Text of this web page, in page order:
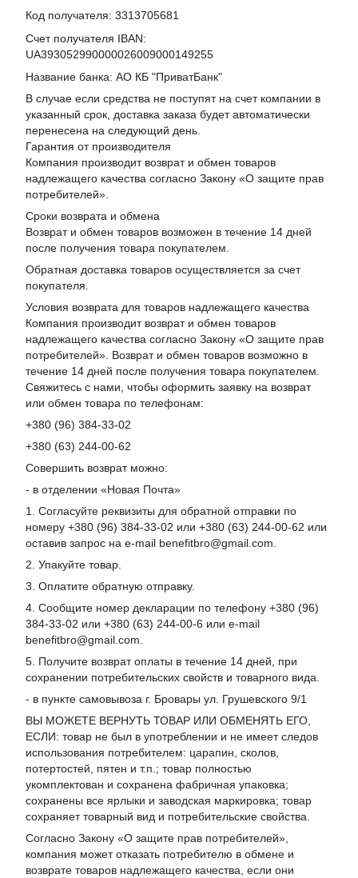
Код получателя: 3313705681
Счет получателя IBAN:
UA393052990000026009000149255
Название банка: АО КБ "ПриватБанк"
В случае если средства не поступят на счет компании в
указанный срок, доставка заказа будет автоматически
перенесена на следующий день.
Гарантия от производителя
Компания производит возврат и обмен товаров
надлежащего качества согласно Закону «О защите прав
потребителей».
Сроки возврата и обмена
Возврат и обмен товаров возможен в течение 14 дней
после получения товара покупателем.
Обратная доставка товаров осуществляется за счет
покупателя.
Условия возврата для товаров надлежащего качества
Компания производит возврат и обмен товаров
надлежащего качества согласно Закону «О защите прав
потребителей». Возврат и обмен товаров возможно в
течение 14 дней после получения товара покупателем.
Свяжитесь с нами, чтобы оформить заявку на возврат
или обмен товара по телефонам:
+380 (96) 384-33-02
+380 (63) 244-00-62
Совершить возврат можно:
- в отделении «Новая Почта»
1. Согласуйте реквизиты для обратной отправки по
номеру +380 (96) 384-33-02 или +380 (63) 244-00-62 или
оставив запрос на e-mail benefitbro@gmail.com.
2. Упакуйте товар.
3. Оплатите обратную отправку.
4. Сообщите номер декларации по телефону +380 (96)
384-33-02 или +380 (63) 244-00-6 или e-mail
benefitbro@gmail.com.
5. Получите возврат оплаты в течение 14 дней, при
сохранении потребительских свойств и товарного вида.
- в пункте самовывоза г. Бровары ул. Грушевского 9/1
ВЫ МОЖЕТЕ ВЕРНУТЬ ТОВАР ИЛИ ОБМЕНЯТЬ ЕГО,
ЕСЛИ: товар не был в употреблении и не имеет следов
использования потребителем: царапин, сколов,
потертостей, пятен и т.п.; товар полностью
укомплектован и сохранена фабричная упаковка;
сохранены все ярлыки и заводская маркировка; товар
сохраняет товарный вид и потребительские свойства.
Согласно Закону «О защите прав потребителей»,
компания может отказать потребителю в обмене и
возврате товаров надлежащего качества, если они